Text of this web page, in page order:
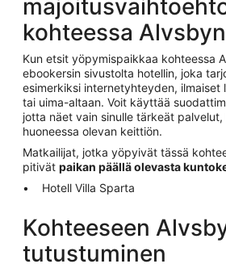
kohteessa Alvsbyn
Kun etsit yöpymispaikkaa kohteessa
ebookersin sivustolta hotellin, joka
esimerkiksi internetyhteyden,
tai uima-altaan. Voit käyttää
jotta näet vain sinulle tärkeät palvelut,
huoneessa olevan keittiön.
Matkailijat, jotka yöpyivät tässä
pitivät paikan päällä olevasta
Hotell Villa Sparta
Kohteeseen
tutustuminen